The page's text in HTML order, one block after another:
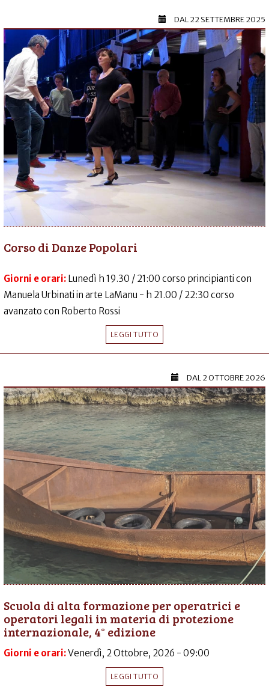
DAL22 SETTEMBRE 2025
Corso di Danze Popolari
Giorni e orari: Lunedì h 19.30 / 21:00 corso principianti con
Manuela Urbinati in arte LaManu - h 21.00 / 22:30 corso
avanzato con Roberto Rossi
LEGGI TUTTO
DAL2 OTTOBRE 2026
Scuola di alta formazione per operatrici e
operatori legali in materia di protezione
internazionale, 4° edizione
Giorni e orari:Venerdì, 2 Ottobre, 2026 - 09:00
LEGGI TUTTO